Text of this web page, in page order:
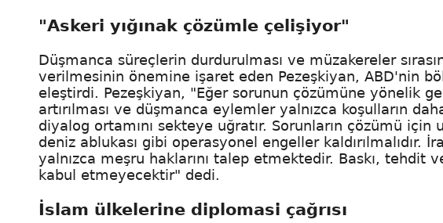
"Askeri yığınak çözümle çelişiyor"
Düşmanca süreçlerin durdurulması ve müzakereler
verilmesinin önemine işaret eden Pezeşkiyan, ABD'nin
eleştirdi. Pezeşkiyan, "Eğer sorunun çözümüne yönelik
artırılması ve düşmanca eylemler yalnızca koşulların
diyalog ortamını sekteye uğratır. Sorunların çözümü
deniz ablukası gibi operasyonel engeller kaldırılmalıdır.
yalnızca meşru haklarını talep etmektedir. Baskı, tehdit
kabul etmeyecektir" dedi.
İslam ülkelerine diplomasi çağrısı